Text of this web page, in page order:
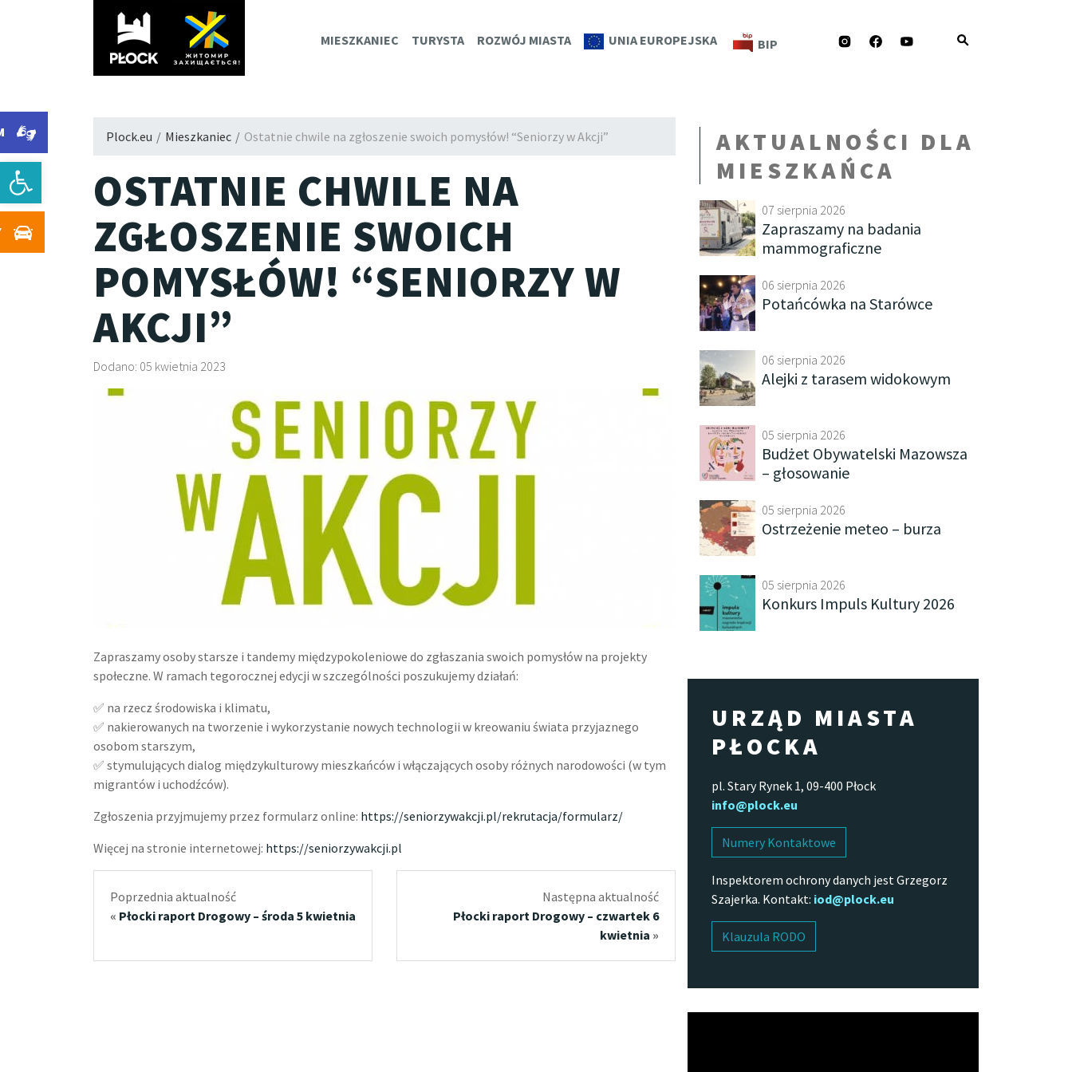
Otwórz pasek narzędzi
PLOCK.EU
MIESZKANIEC TURYSTA ROZWÓJ MIASTA UNIA EUROPEJSKA BIP YOUTUBE
FACEBOOK
INSTAGRAM
Plock.eu / Mieszkaniec / Ostatnie chwile na zgłoszenie swoich pomysłów! “Seniorzy w Akcji”
OSTATNIE CHWILE NA
ZGŁOSZENIE SWOICH
POMYSŁÓW! “SENIORZY W
AKCJI”
Dodano: 05 kwietnia 2023
Zapraszamy osoby starsze i tandemy międzypokoleniowe do zgłaszania swoich pomysłów na projekty
społeczne. W ramach tegorocznej edycji w szczególności poszukujemy działań:
✅ na rzecz środowiska i klimatu,
✅ nakierowanych na tworzenie i wykorzystanie nowych technologii w kreowaniu świata przyjaznego
osobom starszym,
✅ stymulujących dialog międzykulturowy mieszkańców i włączających osoby różnych narodowości (w tym
migrantów i uchodźców).
Zgłoszenia przyjmujemy przez formularz online: https://seniorzywakcji.pl/rekrutacja/formularz/
Więcej na stronie internetowej: https://seniorzywakcji.pl
Poprzednia aktualność
« Płocki raport Drogowy – środa 5 kwietnia
Następna aktualność
Płocki raport Drogowy – czwartek 6
kwietnia »
AKTUALNOŚCI DLA
MIESZKAŃCA
07 sierpnia 2026
Zapraszamy na badania
mammograficzne
06 sierpnia 2026
Potańcówka na Starówce
06 sierpnia 2026
Alejki z tarasem widokowym
05 sierpnia 2026
Budżet Obywatelski Mazowsza
– głosowanie
05 sierpnia 2026
Ostrzeżenie meteo – burza
05 sierpnia 2026
Konkurs Impuls Kultury 2026
URZĄD MIASTA
PŁOCKA
pl. Stary Rynek 1, 09-400 Płock
info@plock.eu
Numery Kontaktowe
Inspektorem ochrony danych jest Grzegorz
Szajerka. Kontakt: iod@plock.eu
Klauzula RODO